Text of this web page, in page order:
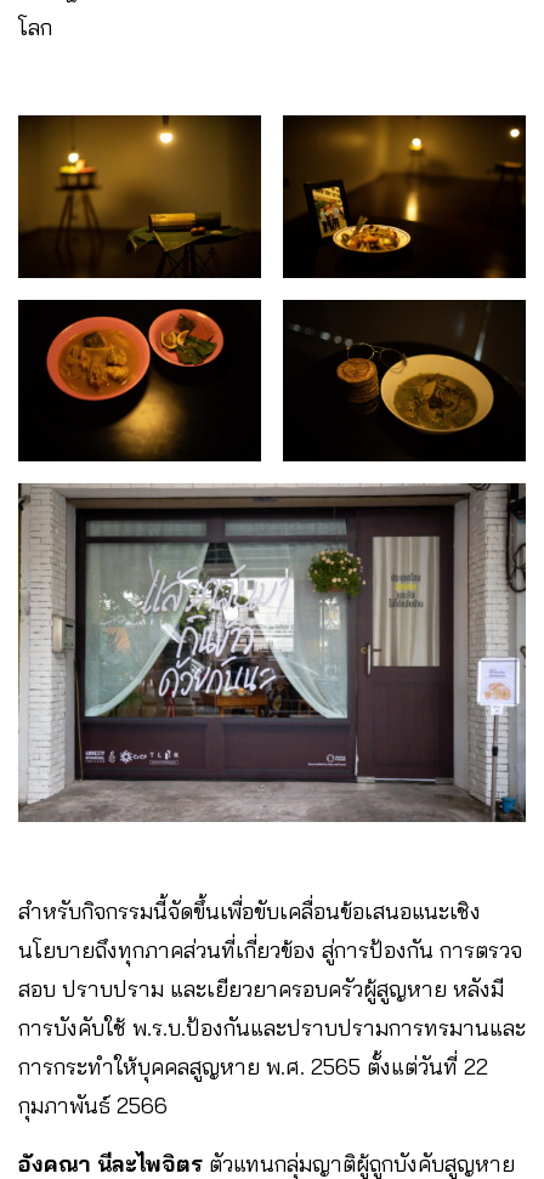
โลก
สำหรับกิจกรรมนี้จัดขึ้นเพื่อขับเคลื่อนข้อเสนอแนะเชิง
นโยบายถึงทุกภาคส่วนที่เกี่ยวข้อง สู่การป้องกัน การตรวจ
สอบ ปราบปราม และเยียวยาครอบครัวผู้สูญหาย หลังมี
การบังคับใช้ พ.ร.บ.ป้องกันและปราบปรามการทรมานและ
การกระทำให้บุคคลสูญหาย พ.ศ. 2565 ตั้งแต่วันที่ 22
กุมภาพันธ์ 2566
อังคณา นีละไพจิตร ตัวแทนกลุ่มญาติผู้ถูกบังคับสูญหาย